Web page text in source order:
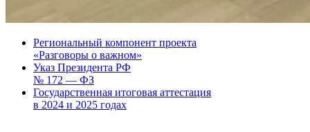
Региональный компонент проекта
«Разговоры о важном»
Указ Президента РФ
№ 172 — ФЗ
Государственная итоговая аттестация
в 2024 и 2025 годах